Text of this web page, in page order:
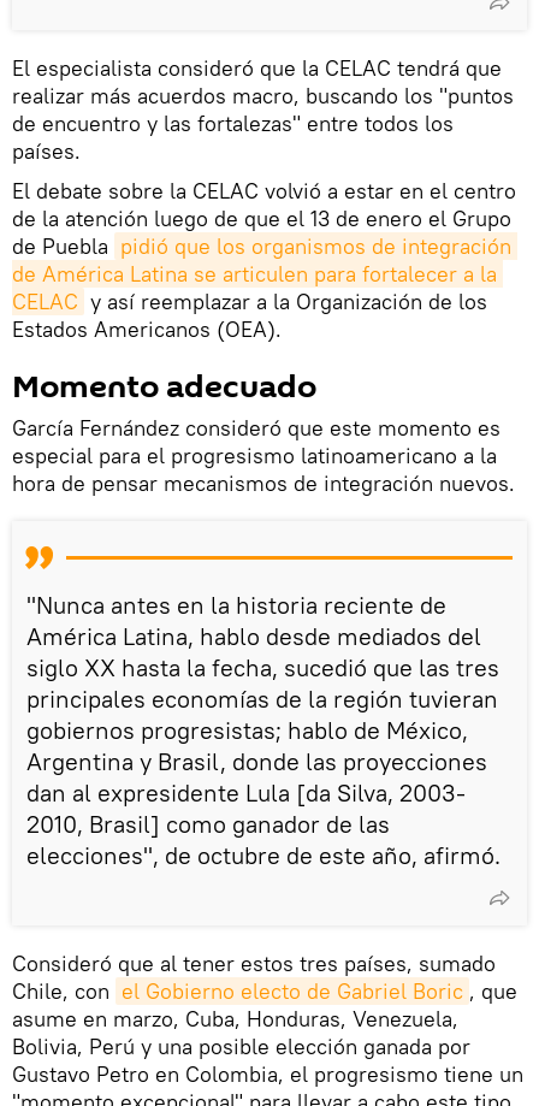
El especialista consideró que la CELAC tendrá que
realizar más acuerdos macro, buscando los "puntos
de encuentro y las fortalezas" entre todos los
países.
El debate sobre la CELAC volvió a estar en el centro
de la atención luego de que el 13 de enero el Grupo
de Puebla pidió que los organismos de integración
de América Latina se articulen para fortalecer a la
CELAC y así reemplazar a la Organización de los
Estados Americanos (OEA).
Momento adecuado
García Fernández consideró que este momento es
especial para el progresismo latinoamericano a la
hora de pensar mecanismos de integración nuevos.
"Nunca antes en la historia reciente de
América Latina, hablo desde mediados del
siglo XX hasta la fecha, sucedió que las tres
principales economías de la región tuvieran
gobiernos progresistas; hablo de México,
Argentina y Brasil, donde las proyecciones
dan al expresidente Lula [da Silva, 2003-
2010, Brasil] como ganador de las
elecciones", de octubre de este año, afirmó.
Consideró que al tener estos tres países, sumado
Chile, con el Gobierno electo de Gabriel Boric , que
asume en marzo, Cuba, Honduras, Venezuela,
Bolivia, Perú y una posible elección ganada por
Gustavo Petro en Colombia, el progresismo tiene un